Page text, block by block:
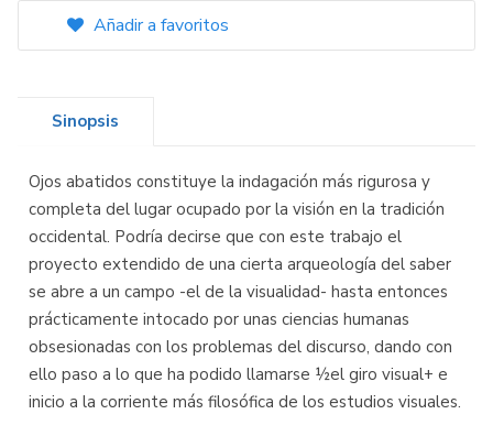
Añadir a favoritos
Sinopsis
Ojos abatidos constituye la indagación más rigurosa y
completa del lugar ocupado por la visión en la tradición
occidental. Podría decirse que con este trabajo el
proyecto extendido de una cierta arqueología del saber
se abre a un campo -el de la visualidad- hasta entonces
prácticamente intocado por unas ciencias humanas
obsesionadas con los problemas del discurso, dando con
ello paso a lo que ha podido llamarse ½el giro visual+ e
inicio a la corriente más filosófica de los estudios visuales.